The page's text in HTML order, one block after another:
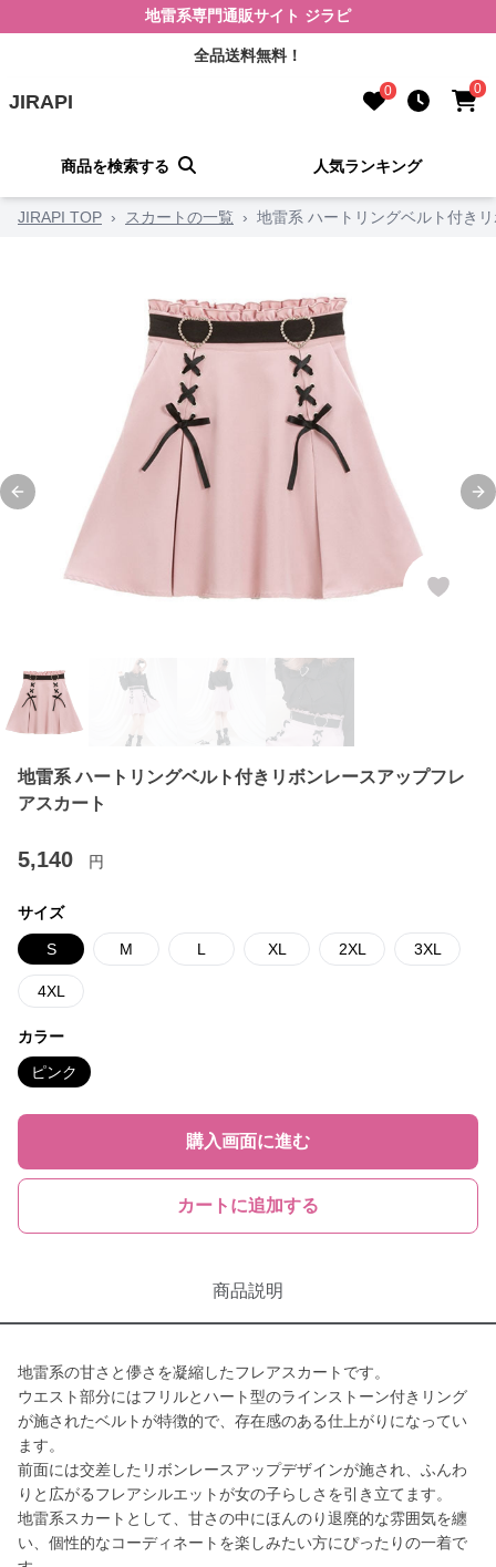
地雷系専門通販サイト ジラピ
全品送料無料！
JIRAPI 0 0
商品を検索する 人気ランキング
JIRAPI TOP › スカートの一覧 › 地雷系 ハートリングベルト付き
Previous slide
地雷系 ハートリングベルト付きリボンレースアップフレ
アスカート
5,140 円
サイズ
S M L XL 2XL 3XL
4XL
カラー
ピンク
購入画面に進む
カートに追加する
商品説明
地雷系の甘さと儚さを凝縮したフレアスカートです。
ウエスト部分にはフリルとハート型のラインストーン付きリング
が施されたベルトが特徴的で、存在感のある仕上がりになってい
ます。
前面には交差したリボンレースアップデザインが施され、ふんわ
りと広がるフレアシルエットが女の子らしさを引き立てます。
地雷系スカートとして、甘さの中にほんのり退廃的な雰囲気を纏
い、個性的なコーディネートを楽しみたい方にぴったりの一着で